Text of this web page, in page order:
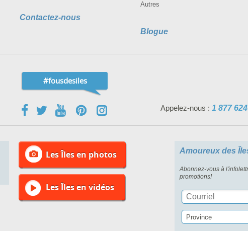
Contactez-nous
Autres
Blogue
#fousdesiles
Appelez-nous : 1 877
Les Îles en photos
Les Îles en vidéos
Amoureux des
Abonnez-vous à
promotions!
Province